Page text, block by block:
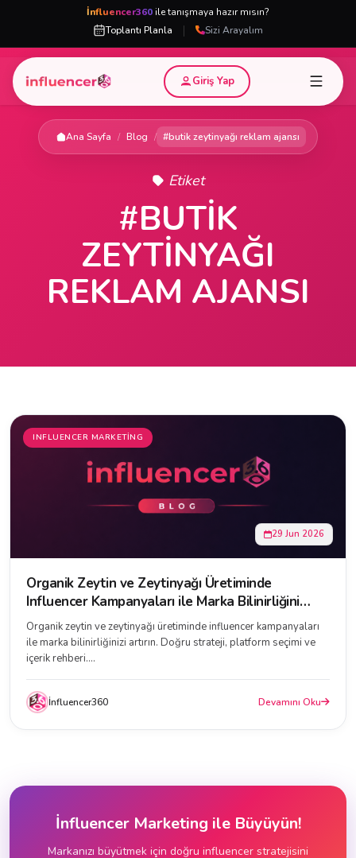
İnfluencer360 ile tanışmaya hazır mısın?
Toplantı Planla
| Sizi Arayalım
Giriş Yap
Ana Sayfa / Blog / #butik zeytinyağı reklam ajansı
Etiket
#BUTIK
ZEYTINYAĞI
REKLAM AJANSI
INFLUENCER MARKETING
29 Jun 2026
Organik Zeytin ve Zeytinyağı Üretiminde
Influencer Kampanyaları ile Marka Bilinirliğini
Artırmanın Yolları
Organik zeytin ve zeytinyağı üretiminde influencer kampanyaları
ile marka bilinirliğinizi artırın. Doğru strateji, platform seçimi ve
içerik rehberi....
İnfluencer360 Devamını Oku
İnfluencer Marketing ile Büyüyün!
Markanızı büyütmek için doğru influencer stratejisini